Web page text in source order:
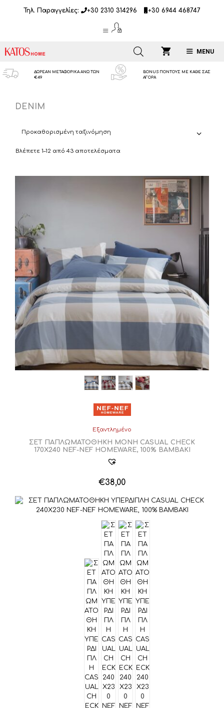
Τηλ. Παραγγελίες: +30 2310 314296 +30 6944 468747
MENU
ΔΩΡΕΑΝ ΜΕΤΑΦΟΡΙΚΑ ΑΝΩ ΤΩΝ
€49
BONUS ΠΟΝΤΟΥΣ ΜΕ ΚΑΘΕ ΣΑΣ
ΑΓΟΡΑ
DENIM
Βλέπετε 1–12 από 43 αποτελέσματα
Εξαντλημένο
ΣΕΤ ΠΑΠΛΩΜΑΤΟΘΗΚΗ ΜΟΝΗ CASUAL CHECK
170Χ240 NEF-NEF HOMEWARE, 100% ΒΑΜΒΑΚΙ
€38,00